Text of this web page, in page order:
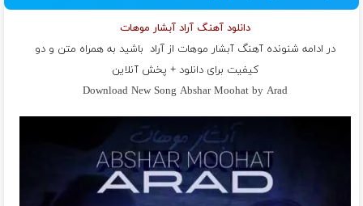
دانلود آهنگ آراد آبشار موهات
در ادامه شنونده آهنگ آبشار موهات ازآراد باشید به همراه متن و دو
کیفیت برای دانلود + پخش آنلاین
Download New Song Abshar Moohat by Arad